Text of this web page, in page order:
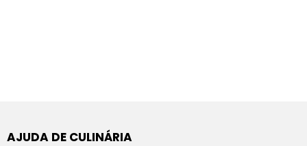
AJUDA DE CULINÁRIA